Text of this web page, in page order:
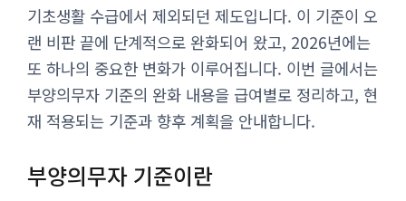
기초생활 수급에서 제외되던 제도입니다. 이 기준이 오
랜 비판 끝에 단계적으로 완화되어 왔고, 2026년에는
또 하나의 중요한 변화가 이루어집니다. 이번 글에서는
부양의무자 기준의 완화 내용을 급여별로 정리하고, 현
재 적용되는 기준과 향후 계획을 안내합니다.
부양의무자 기준이란